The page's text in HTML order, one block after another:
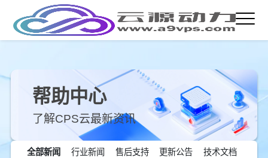
帮助中心
了解CPS云最新资讯
全部新闻 行业新闻 售后支持 更新公告 技术文档